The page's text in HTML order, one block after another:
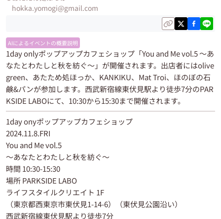
hokka.yomogi@gmail.com
AIによるイベントの概要説明
1day onlyポップアップカフェショップ「You and Me vol.5 ～あ
なたとわたしと秋を紡ぐ〜」が開催されます。出店者にはolive
green、あたため処ほっか、KANKIKU、Mat Troi、ほのぼの石
鹸&パンが参加します。西武新宿線東伏見駅より徒歩7分のPAR
KSIDE LABOにて、10:30から15:30まで開催されます。
1day onyポップアップカフェショップ
2024.11.8.FRI
You and Me vol.5
～あなたとわたしと秋を紡ぐ〜
時間 10:30-15:30
場所 PARKSIDE LABO
ライフスタイルクリエイト 1F
（東京都西東京市東伏見1-14-6）（東伏見公園沿い）
西武新宿線東伏見駅より徒歩7分